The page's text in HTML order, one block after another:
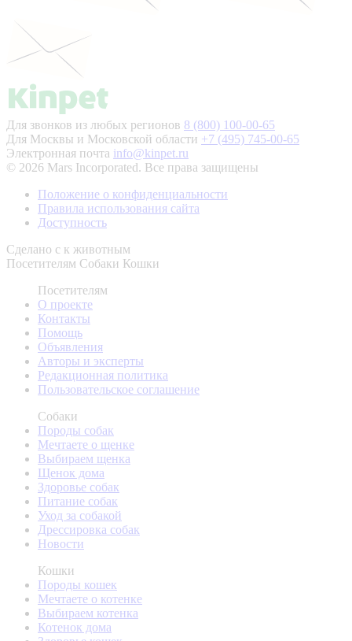
Для звонков из любых регионов 8 (800) 100-00-65
Для Москвы и Московской области +7 (495) 745-00-65
Электронная почта info@kinpet.ru
© 2026 Mars Incorporated. Все права защищены
Положение о конфиденциальности
Правила использования сайта
Доступность
Сделано с к животным
Посетителям Собаки Кошки
Посетителям
О проекте
Контакты
Помощь
Объявления
Авторы и эксперты
Редакционная политика
Пользовательское соглашение
Собаки
Породы собак
Мечтаете о щенке
Выбираем щенка
Щенок дома
Здоровье собак
Питание собак
Уход за собакой
Дрессировка собак
Новости
Кошки
Породы кошек
Мечтаете о котенке
Выбираем котенка
Котенок дома